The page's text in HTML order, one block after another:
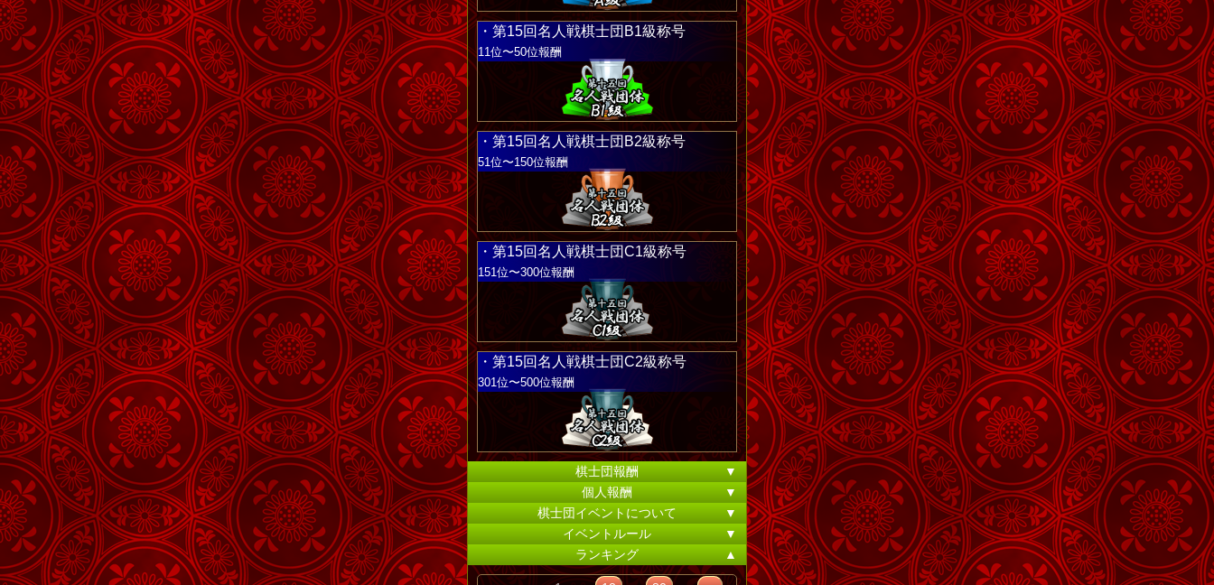
・第15回名人戦棋士団B1級称号
11位〜50位報酬
・第15回名人戦棋士団B2級称号
51位〜150位報酬
・第15回名人戦棋士団C1級称号
151位〜300位報酬
・第15回名人戦棋士団C2級称号
301位〜500位報酬
棋士団報酬
▼
個人報酬
▼
棋士団イベントについて
▼
イベントルール
▼
ランキング
▲